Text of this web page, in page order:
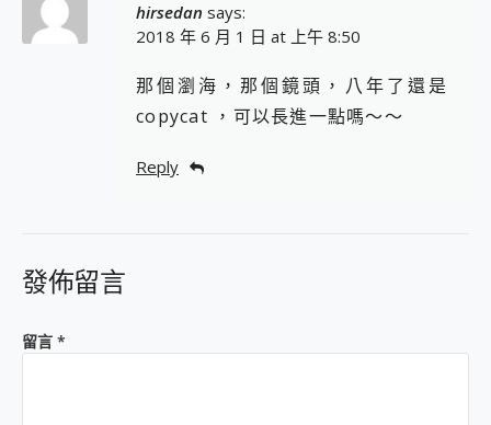
hirsedan says:
2018 年 6 月 1 日 at 上午 8:50
那個瀏海，那個鏡頭，八年了還是
copycat ，可以長進一點嗎～～
Reply
發佈留言
留言 *